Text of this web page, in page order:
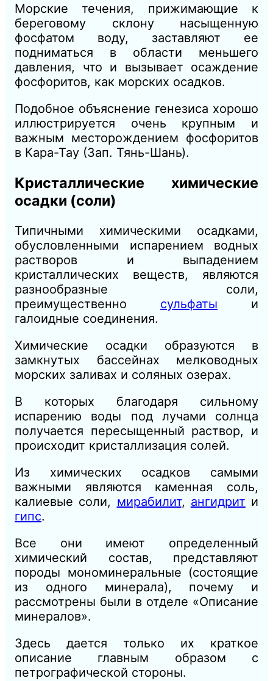
Морские течения, прижимающие к
береговому склону насыщенную
фосфатом воду, заставляют ее
подниматься в области меньшего
давления, что и вызывает осаждение
фосфоритов, как морских осадков.
Подобное объяснение генезиса хорошо
иллюстрируется очень крупным и
важным месторождением фосфоритов
в Кара-Тау (Зап. Тянь-Шань).
Кристаллические химические
осадки (соли)
Типичными химическими осадками,
обусловленными испарением водных
растворов и выпадением
кристаллических веществ, являются
разнообразные соли,
преимущественно сульфаты и
галоидные соединения.
Химические осадки образуются в
замкнутых бассейнах мелководных
морских заливах и соляных озерах.
В которых благодаря сильному
испарению воды под лучами солнца
получается пересыщенный раствор, и
происходит кристаллизация солей.
Из химических осадков самыми
важными являются каменная соль,
калиевые соли, мирабилит, ангидрит и
гипс.
Все они имеют определенный
химический состав, представляют
породы мономинеральные (состоящие
из одного минерала), почему и
рассмотрены были в отделе «Описание
минералов».
Здесь дается только их краткое
описание главным образом с
петрографической стороны.